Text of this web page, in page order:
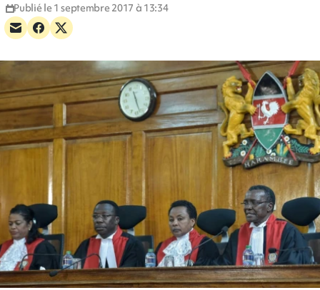
Publié le 1 septembre 2017 à 13:34